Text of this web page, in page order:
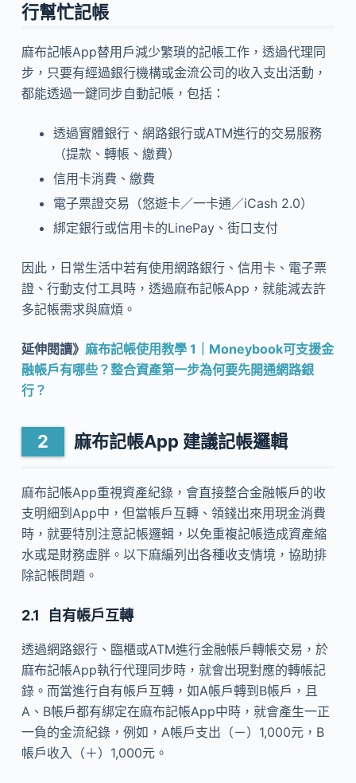
行幫忙記帳
麻布記帳App替用戶減少繁瑣的記帳工作，透過代理同
步，只要有經過銀行機構或金流公司的收入支出活動，
都能透過一鍵同步自動記帳，包括：
透過實體銀行、網路銀行或ATM進行的交易服務
（提款、轉帳、繳費）
信用卡消費、繳費
電子票證交易（悠遊卡／一卡通／iCash 2.0）
綁定銀行或信用卡的LinePay、街口支付
因此，日常生活中若有使用網路銀行、信用卡、電子票
證、行動支付工具時，透過麻布記帳App，就能減去許
多記帳需求與麻煩。
延伸閱讀》 麻布記帳使用教學 1｜Moneybook可支援金
融帳戶有哪些？整合資產第一步為何要先開通網路銀
行？
麻布記帳App 建議記帳邏輯
麻布記帳App重視資產紀錄，會直接整合金融帳戶的收
支明細到App中，但當帳戶互轉、領錢出來用現金消費
時，就要特別注意記帳邏輯，以免重複記帳造成資產縮
水或是財務虛胖。以下麻編列出各種收支情境，協助排
除記帳問題。
自有帳戶互轉
透過網路銀行、臨櫃或ATM進行金融帳戶轉帳交易，於
麻布記帳App執行代理同步時，就會出現對應的轉帳記
錄。而當進行自有帳戶互轉，如A帳戶轉到B帳戶，且
A、B帳戶都有綁定在麻布記帳App中時，就會產生一正
一負的金流紀錄，例如，A帳戶支出（－）1,000元，B
帳戶收入（＋）1,000元。